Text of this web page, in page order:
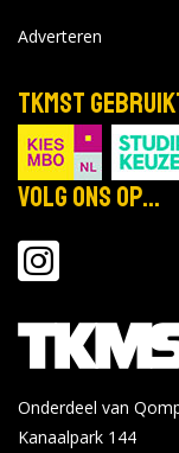
Adverteren
TKMST
Volg ons op...
Onderdeel van
Kanaalpark 144